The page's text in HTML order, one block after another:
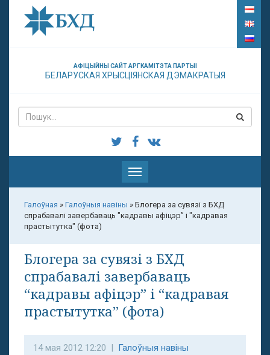
АФІЦЫЙНЫ САЙТ АРГКАМІТЭТА ПАРТЫІ
БЕЛАРУСКАЯ ХРЫСЦІЯНСКАЯ ДЭМАКРАТЫЯ
Паказаць
меню
Галоўная » Галоўныя навіны » Блогера за сувязі з БХД
спрабавалі завербаваць "кадравы афіцэр” і "кадравая
прастытутка" (фота)
Блогера за сувязі з БХД
спрабавалі завербаваць
“кадравы афіцэр” і “кадравая
прастытутка” (фота)
14 мая 2012 12:20 | Галоўныя навіны